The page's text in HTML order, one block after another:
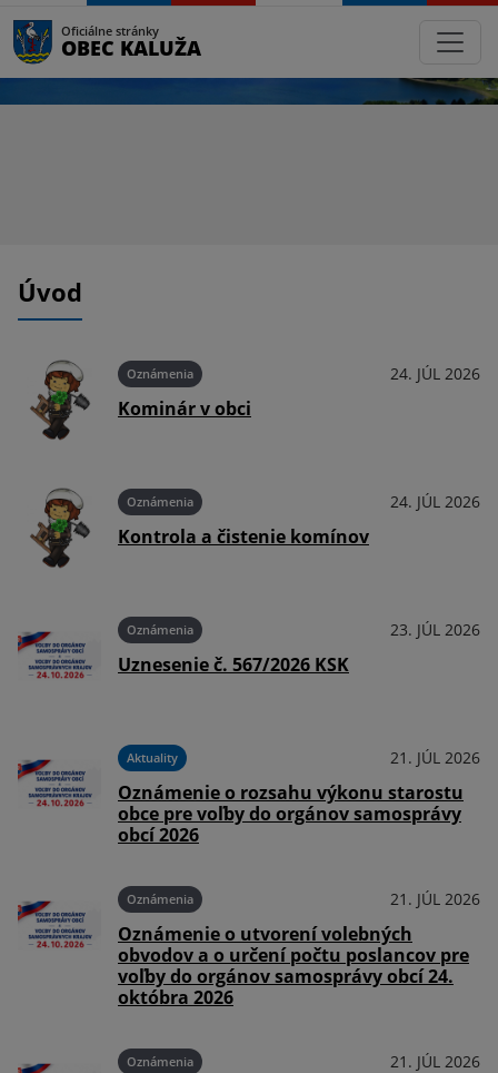
Oficiálne stránky
OBEC KALUŽA
Úvod
Oznámenia 24. JÚL 2026
Kominár v obci
Oznámenia 24. JÚL 2026
Kontrola a čistenie komínov
Oznámenia 23. JÚL 2026
Uznesenie č. 567/2026 KSK
Aktuality 21. JÚL 2026
Oznámenie o rozsahu výkonu starostu
obce pre voľby do orgánov samosprávy
obcí 2026
Oznámenia 21. JÚL 2026
Oznámenie o utvorení volebných
obvodov a o určení počtu poslancov pre
voľby do orgánov samosprávy obcí 24.
októbra 2026
Oznámenia 21. JÚL 2026